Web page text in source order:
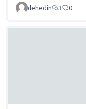
dehedin
3 0